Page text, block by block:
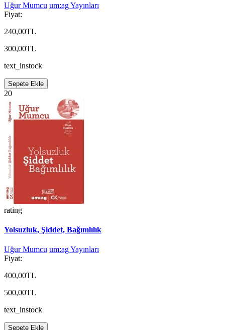
Uğur Mumcu um:ag Yayınları
Fiyat:
240,00TL
300,00TL
text_instock
Sepete Ekle
20
rating
Yolsuzluk, Şiddet, Bağımlılık
Uğur Mumcu um:ag Yayınları
Fiyat:
400,00TL
500,00TL
text_instock
Sepete Ekle